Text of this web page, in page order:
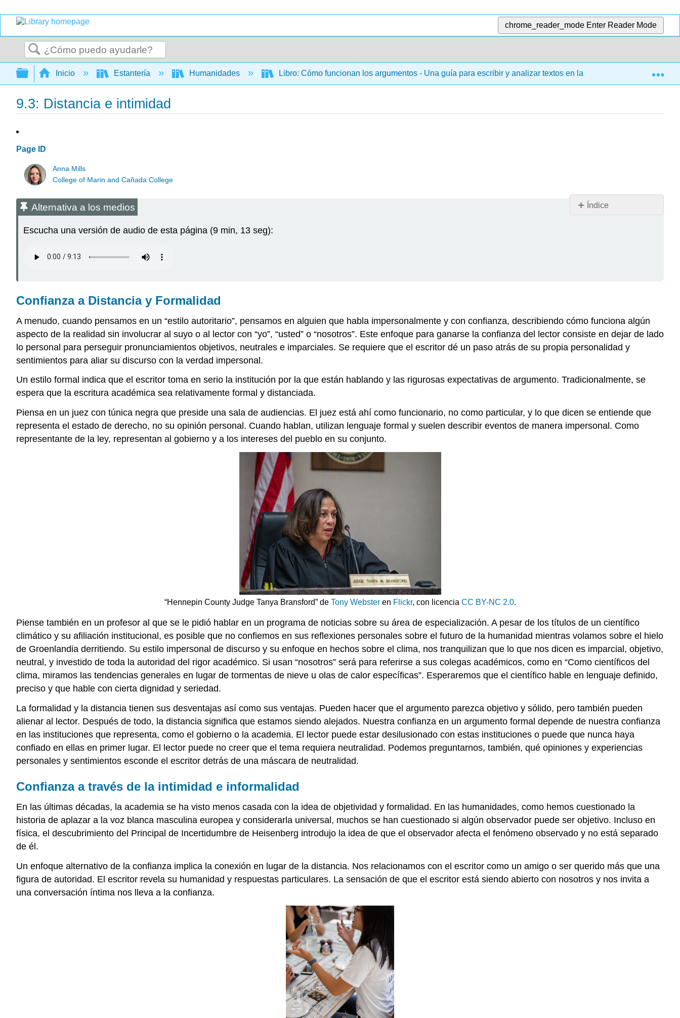
chrome_reader_mode Enter Reader Mode
Buscar
Expandir/contraer jerarquía global
Inicio Estantería Humanidades Libro: Cómo funcionan los argumentos - Una guía para escribir y analizar textos en la universidad (Mills)
9.3: Distancia e intimidad
Page ID
Anna Mills
College of Marin and Cañada College
Índice
Confianza
a
través
intimidad
El
“yo”
une
lector
y
escritor
Ejercicio
(\PageIndex{1}\)
Alternativa a los medios
Escucha una versión de audio de esta página (9 min, 13 seg):
Confianza a Distancia y Formalidad
A menudo, cuando pensamos en un “estilo autoritario”, pensamos en alguien que habla impersonalmente y con confianza, describiendo cómo funciona algún
aspecto de la realidad sin involucrar al suyo o al lector con “yo”, “usted” o “nosotros”. Este enfoque para ganarse la confianza del lector consiste en dejar de lado
lo personal para perseguir pronunciamientos objetivos, neutrales e imparciales. Se requiere que el escritor dé un paso atrás de su propia personalidad y
sentimientos para aliar su discurso con la verdad impersonal.
Un estilo formal indica que el escritor toma en serio la institución por la que están hablando y las rigurosas expectativas de argumento. Tradicionalmente, se
espera que la escritura académica sea relativamente formal y distanciada.
Piensa en un juez con túnica negra que preside una sala de audiencias. El juez está ahí como funcionario, no como particular, y lo que dicen se entiende que
representa el estado de derecho, no su opinión personal. Cuando hablan, utilizan lenguaje formal y suelen describir eventos de manera impersonal. Como
representante de la ley, representan al gobierno y a los intereses del pueblo en su conjunto.
“Hennepin County Judge Tanya Bransford” de Tony Websteren Flickr, con licencia CC BY-NC 2.0.
Piense también en un profesor al que se le pidió hablar en un programa de noticias sobre su área de especialización. A pesar de los títulos de un científico
climático y su afiliación institucional, es posible que no confiemos en sus reflexiones personales sobre el futuro de la humanidad mientras volamos sobre el hielo
de Groenlandia derritiendo. Su estilo impersonal de discurso y su enfoque en hechos sobre el clima, nos tranquilizan que lo que nos dicen es imparcial, objetivo,
neutral, y investido de toda la autoridad del rigor académico. Si usan “nosotros” será para referirse a sus colegas académicos, como en “Como científicos del
clima, miramos las tendencias generales en lugar de tormentas de nieve u olas de calor específicas”. Esperaremos que el científico hable en lenguaje definido,
preciso y que hable con cierta dignidad y seriedad.
La formalidad y la distancia tienen sus desventajas así como sus ventajas. Pueden hacer que el argumento parezca objetivo y sólido, pero también pueden
alienar al lector. Después de todo, la distancia significa que estamos siendo alejados. Nuestra confianza en un argumento formal depende de nuestra confianza
en las instituciones que representa, como el gobierno o la academia. El lector puede estar desilusionado con estas instituciones o puede que nunca haya
confiado en ellas en primer lugar. El lector puede no creer que el tema requiera neutralidad. Podemos preguntarnos, también, qué opiniones y experiencias
personales y sentimientos esconde el escritor detrás de una máscara de neutralidad.
Confianza a través de la intimidad e informalidad
En las últimas décadas, la academia se ha visto menos casada con la idea de objetividad y formalidad. En las humanidades, como hemos cuestionado la
historia de aplazar a la voz blanca masculina europea y considerarla universal, muchos se han cuestionado si algún observador puede ser objetivo. Incluso en
física, el descubrimiento del Principal de Incertidumbre de Heisenberg introdujo la idea de que el observador afecta el fenómeno observado y no está separado
de él.
Un enfoque alternativo de la confianza implica la conexión en lugar de la distancia. Nos relacionamos con el escritor como un amigo o ser querido más que una
figura de autoridad. El escritor revela su humanidad y respuestas particulares. La sensación de que el escritor está siendo abierto con nosotros y nos invita a
una conversación íntima nos lleva a la confianza.